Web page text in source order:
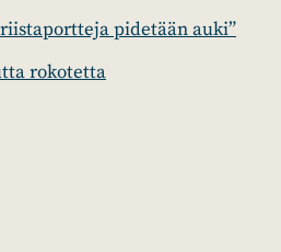
pidetään auki”
rokotetta